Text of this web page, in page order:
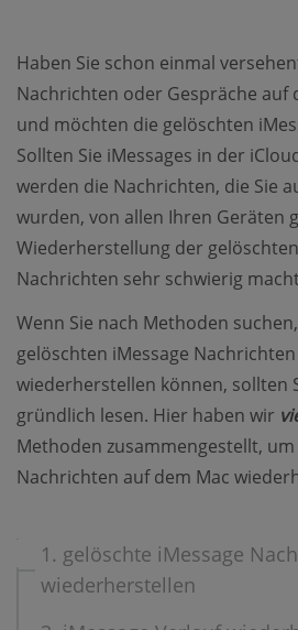
Haben Sie schon einmal
Nachrichten oder Gespräche auf
und möchten die gelöschten
Sollten Sie iMessages in der
werden die Nachrichten, die Sie
wurden, von allen Ihren Geräten
Wiederherstellung der
Nachrichten sehr schwierig
Wenn Sie nach Methoden
gelöschten iMessage
wiederherstellen können, sollten
gründlich lesen. Hier haben wir
Methoden zusammengestellt,
Nachrichten auf dem Mac
1. gelöschte iMessage
wiederherstellen